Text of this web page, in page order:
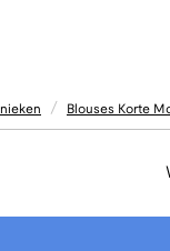
/ Blouses Korte